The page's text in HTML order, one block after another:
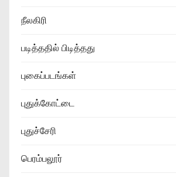
நீலகிரி
படித்ததில் பிடித்தது
புகைப்படங்கள்
புதுக்கோட்டை
புதுச்சேரி
பெரம்பலூர்